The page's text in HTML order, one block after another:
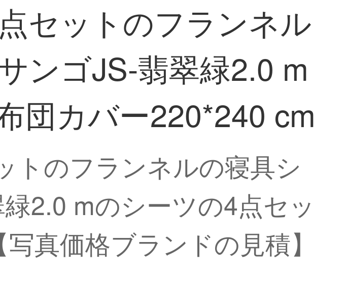
セットのフランネル
ンゴJS-翡翠緑2.0 m
団カバー220*240 cm
トのフランネルの寝具シ
2.0 mのシーツの4点セッ
真価格ブランドの見積】